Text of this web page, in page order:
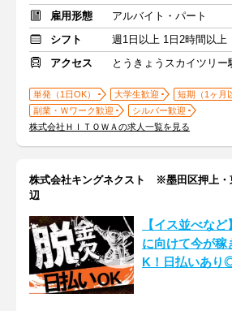
雇用形態
アルバイト・パート
シフト
週1日以上 1日2時間以上
アクセス
とうきょうスカイツリー
単発（1日OK） 大学生歓迎
短期（1ヶ月
副業・Ｗワーク歓迎
シルバー歓迎
株式会社ＨＩＴＯＷＡの求人一覧を見る
株式会社キングネクスト ※墨田区押上・
辺
【イス並べな
に向けて今が
K！日払いあり